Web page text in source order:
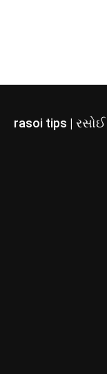
rasoi tips | રસોઈ